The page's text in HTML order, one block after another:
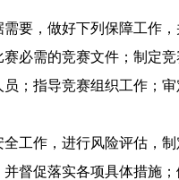
要，做好下列保障工作，
必需的竞赛文件；制定
；指导竞赛组织工作；
工作，进行风险评估，
督促落实各项具体措施